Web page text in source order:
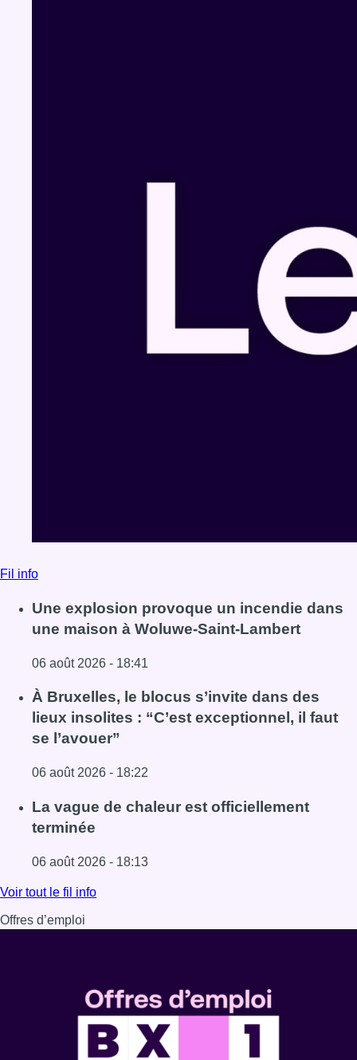
Fil info
Une explosion provoque un incendie dans
une maison à Woluwe-Saint-Lambert
06 août 2026 - 18:41
Lire l'article Une explosion provoque un incendie dans
À Bruxelles, le blocus s’invite dans des
lieux insolites : “C’est exceptionnel, il faut
se l’avouer”
06 août 2026 - 18:22
Lire l'article À Bruxelles, le blocus s’invite dans des lieux
La vague de chaleur est officiellement
terminée
06 août 2026 - 18:13
Lire l'article La vague de chaleur est officiellement
Voir tout le fil info
Offres d’emploi